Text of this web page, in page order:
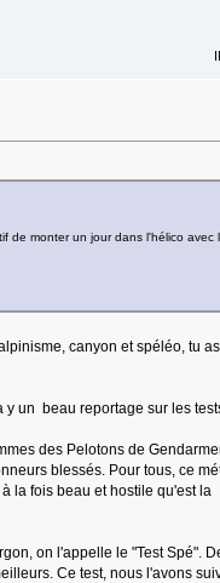
de monter un jour dans l'hélico avec
canyon et spéléo, tu as
y un beau reportage sur les
des Pelotons de
blessés. Pour tous, ce
la fois beau et hostile qu'est la
on l'appelle le "Test Spé".
Ce test, nous l'avons